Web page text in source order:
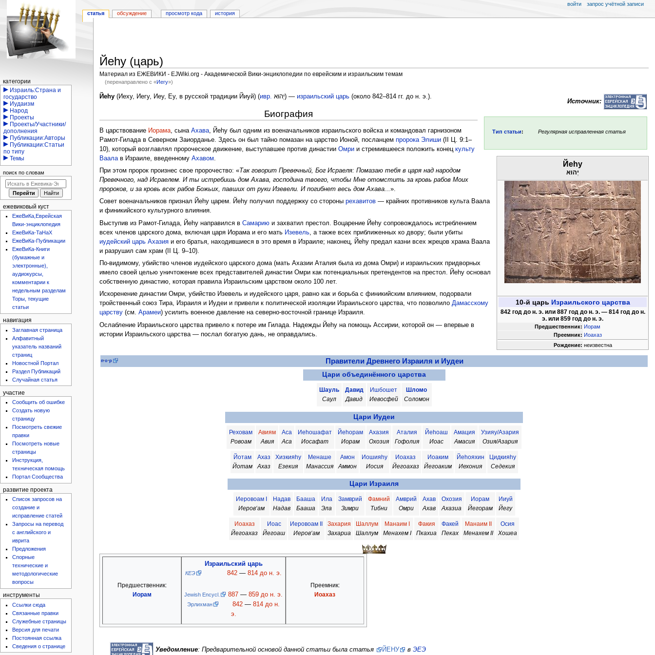
Йеhу (царь)
Материал из ЕЖЕВИКИ - EJWiki.org - Академической Вики-энциклопедии по еврейским и израильским темам
(перенаправлено с «Иегу»)
Перейти
Перейти
Источник:
Тип статьи: Регулярная исправленная статья
Йеhу
יְהוּא
10-й царь Израильского царства
842 год до н. э. или 887 год до н. э. — 814 год до н.
э. или 859 год до н. э.
Предшественник: Иорам
Преемник: Иоахаз
Рождение: неизвестна
Йеhу (Иеху, Иегу, Иеу, Еу, в русской традиции Йиуй) (ивр. יְהוּא‎) —израильский царь (около 842–814 гг. до н. э.).
Биография
В царствование Иорама , сынаАхава , Йеhу был одним из военачальников израильского войска и командовал гарнизоном
Рамот-Гилада в Северном Заиорданье. Здесь он был тайно помазан на царство Ионой, посланцемпророка Элиши (II Ц. 9:1–
10), который возглавлял пророческое движение, выступавшее против династииОмри и стремившееся положить конецкульту
Ваала в Израиле, введенномуАхавом
При этом пророк произнес свое пророчество: «Так говорит Превечный, Бог Исраеля: Помазаю тебя в царя над народом
Превечного, над Исраелем. И ты истребишь дом Ахава, господина твоего, чтобы Мне отомстить за кровь рабов Моих
пророков, и за кровь всех рабов Божьих, павших от руки Изевели. И погибнет весь дом Ахава...».
Совет военачальников признал Йеhу царем. Йеhу получил поддержку со сторонырехавитов — крайних противников культа Ваала
и финикийского культурного влияния.
Выступив из Рамот-Гилада, Йеhу направился вСамарию и захватил престол. Воцарение Йеhу сопровождалось истреблением
всех членов царского дома, включая царя Иорама и его мать Изевель , а также всех приближенных ко двору; были убиты
иудейский царь Ахазия и его братья, находившиеся в это время в Израиле; наконец, Йеhу предал казни всех жрецов храма Ваала
и разрушил сам храм (II Ц. 9–10).
По-видимому, убийство членов иудейского царского дома (мать Ахазии Аталия была из дома Омри) и израильских придворных
имело своей целью уничтожение всех представителей династии Омри как потенциальных претендентов на престол. Йеhу основал
собственную династию, которая правила Израильским царством около 100 лет.
Искоренение династии Омри, убийство Изевель и иудейского царя, равно как и борьба с финикийским влиянием, подорвали
тройственный союз Тира, Израиля и Иудеи и привели к политической изоляции Израильского царства, что позволилоДамасскому
царству (см.Арамеи) усилить военное давление на северно-восточной границе Израиля.
Ослабление Израильского царства привело к потере им Гилада. Надежды Йеhу на помощь Ассирии, которой он — впервые в
истории Израильского царства — послал богатую дань, не оправдались.
п·о·р Правители Древнего Израиля и Иудеи
Цари объединённого царства
Шауль
Саул
Давид
Давид
Ишбошет
Иевосфей
Шломо
Соломон
Цари Иудеи
Реховам
Ровоам
Авиям
Авия
Аса
Аса
Иеhошафат
Иосафат
Йеhорам
Иорам
Ахазия
Охозия
Аталия
Гофолия
Йеhоаш
Иоас
Амация
Амасия
Узияу/Азария
Озия/Азария
Йотам
Йотам
Ахаз
Ахаз
Хизкияhу
Езекия
Менаше
Манассия
Амон
Аммон
Иошияhу
Иосия
Иоахаз
Йегоахаз
Иоаким
Йегоаким
Йеhояхин
Иехония
Цидкияhу
Седекия
Цари Израиля
Иеровоам I
Иеров‘ам
Надав
Надав
Бааша
Бааша
Ила
Эла
Замврий
Зимри
Фамний
Тибни
Амврий
Омри
Ахав
Ахав
Охозия
Ахазиа
Иорам
Йегорам
Ииуй
Йегу
Иоахаз
Йегоахаз
Иоас
Йегоаш
Иеровоам II
Иеров‘ам
Захария
Захариа
Шаллум
Шаллум
Манаим I
Менахем I
Факия
Пкахиа
Факей
Пеках
Манаим II
Менахем II
Осия
Хошеа
Предшественник:
Иорам
Израильский царь
КЕЭ 842 —814 до н. э.
Jewish Encycl. 887 —859 до н. э.
Эрлихман 842 —814 до н.
э.
Преемник:
Иоахаз
Уведомление: Предварительной основой данной статьи была статья ЙЕHУ в ЭЕЭ
Навигация
статья обсуждение просмотр кода история
войти запрос учётной записи
категории
Израиль:Страна и
государство
Иудаизм
Народ
Проекты
Проекты/Участники/
дополнения
Публикации:Авторы
Публикации:Статьи
по типу
Темы
поиск по словам
ежевиковый куст
ЕжеВиКа,Еврейская
Вики-энциклопедия
ЕжеВиКа-ТаНаХ
ЕжеВиКа-Публикации
ЕжеВиКа-Книги
(бумажные и
электронные),
аудиокурсы,
комментарии к
недельным разделам
Торы, текущие
статьи
навигация
Заглавная страница
Алфавитный
указатель названий
страниц
Новостной Портал
Раздел Публикаций
Случайная статья
участие
Сообщить об ошибке
Создать новую
страницу
Посмотреть свежие
правки
Посмотреть новые
страницы
Инструкция,
техническая помощь
Портал Сообщества
развитие проекта
Список запросов на
создание и
исправление статей
Запросы на перевод
с английского и
иврита
Предложения
Спорные
технические и
методологические
вопросы
инструменты
Ссылки сюда
Связанные правки
Служебные страницы
Версия для печати
Постоянная ссылка
Сведения о странице